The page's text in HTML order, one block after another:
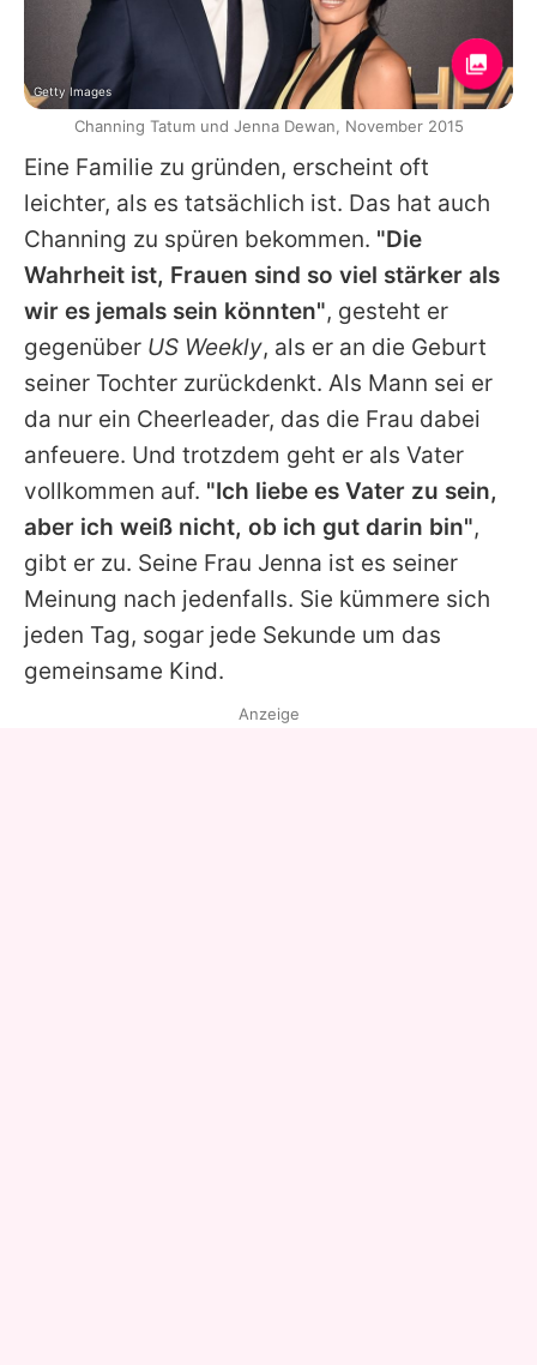
Eine Familie zu gründen, erscheint oft
leichter, als es tatsächlich ist. Das hat auch
Channing zu spüren bekommen. "Die
Wahrheit ist, Frauen sind so viel stärker als
wir es jemals sein könnten", gesteht er
gegenüber US Weekly, als er an die Geburt
seiner Tochter zurückdenkt. Als Mann sei er
da nur ein Cheerleader, das die Frau dabei
anfeuere. Und trotzdem geht er als Vater
vollkommen auf. "Ich liebe es Vater zu sein,
aber ich weiß nicht, ob ich gut darin bin",
gibt er zu. Seine Frau Jenna ist es seiner
Meinung nach jedenfalls. Sie kümmere sich
jeden Tag, sogar jede Sekunde um das
gemeinsame Kind.
Getty Images
Channing Tatum und Jenna Dewan, November 2015
Anzeige